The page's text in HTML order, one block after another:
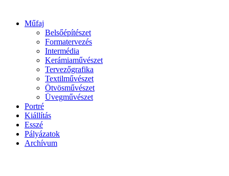
Műfaj
Belsőépítészet
Formatervezés
Intermédia
Kerámiaművészet
Tervezőgrafika
Textilművészet
Ötvösművészet
Üvegművészet
Portré
Kiállítás
Esszé
Pályázatok
Archívum